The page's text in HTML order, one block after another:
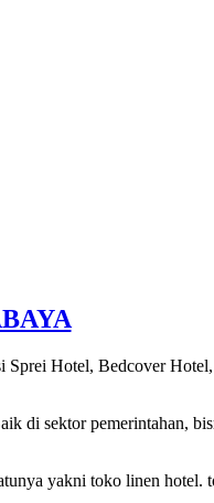
Sprei Hotel, Bedcover
di sektor pemerintahan,
yakni toko linen hotel.